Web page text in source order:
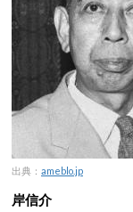
出典： ameblo.jp
岸信介